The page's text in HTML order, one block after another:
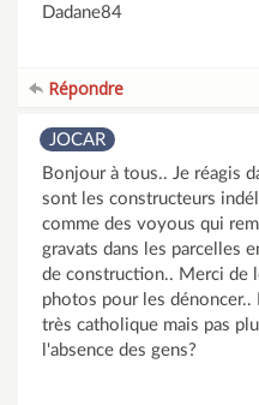
Dadane84
Répondre
JOCAR
Bonjour à tous.. Je réagis
sont les constructeurs
comme des voyous qui
gravats dans les parcelles
de construction.. Merci de
photos pour les dénoncer..
très catholique mais pas
l'absence des gens?